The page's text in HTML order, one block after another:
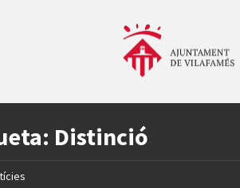
Distinció